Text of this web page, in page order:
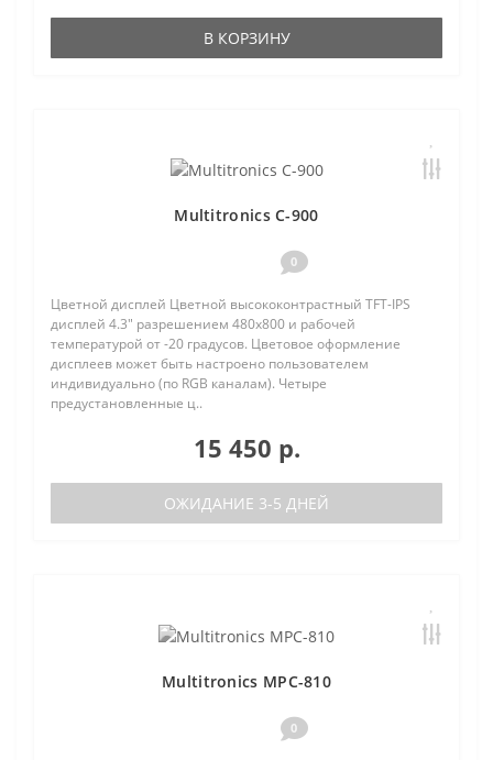
В КОРЗИНУ
Multitronics C-900
0
Цветной дисплей Цветной высококонтрастный TFT-IPS
дисплей 4.3" разрешением 480х800 и рабочей
температурой от -20 градусов. Цветовое оформление
дисплеев может быть настроено пользователем
индивидуально (по RGB каналам). Четыре
предустановленные ц..
15 450 р.
ОЖИДАНИЕ 3-5 ДНЕЙ
Multitronics MPC-810
0